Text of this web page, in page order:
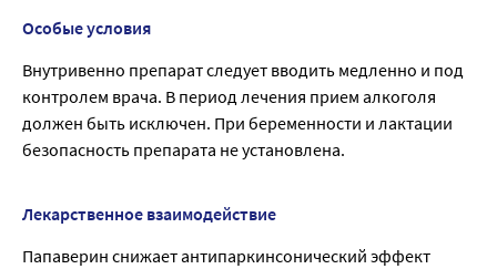
Особые условия
Внутривенно препарат следует вводить медленно и под
контролем врача. В период лечения прием алкоголя
должен быть исключен. При беременности и лактации
безопасность препарата не установлена.
Лекарственное взаимодействие
Папаверин снижает антипаркинсонический эффект